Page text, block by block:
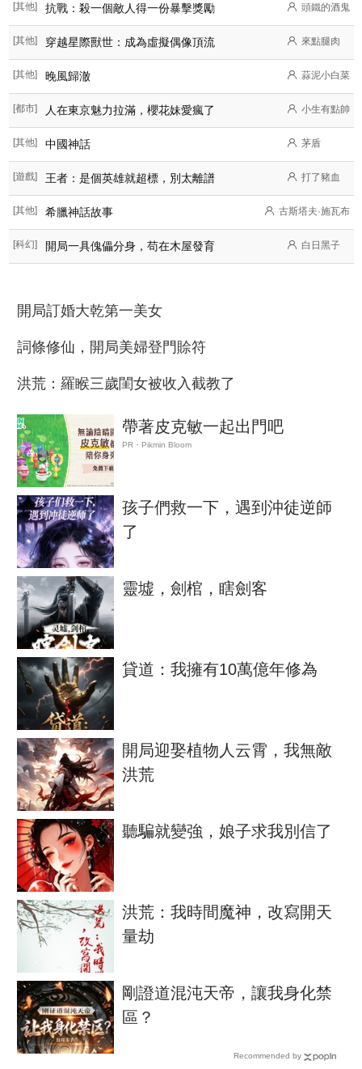
[其他] 抗戰：殺一個敵人得一份暴擊獎勵 頭鐵的酒鬼
[其他] 穿越星際獸世：成為虛擬偶像頂流 來點腿肉
[其他] 晚風歸澈 蒜泥小白菜
[都市] 人在東京魅力拉滿，櫻花妹愛瘋了 小生有點帥
[其他] 中國神話 茅盾
[遊戲] 王者：是個英雄就超標，別太離譜 打了豬血
[其他] 希臘神話故事 古斯塔夫·施瓦布
[科幻] 開局一具傀儡分身，苟在木屋發育 白日黑子
開局訂婚大乾第一美女
詞條修仙，開局美婦登門賒符
洪荒：羅睺三歲閨女被收入截教了
帶著皮克敏一起出門吧
PR・Pikmin Bloom
孩子們救一下，遇到沖徒逆師
了
靈墟，劍棺，瞎劍客
貸道：我擁有10萬億年修為
開局迎娶植物人云霄，我無敵
洪荒
聽騙就變強，娘子求我別信了
洪荒：我時間魔神，改寫開天
量劫
剛證道混沌天帝，讓我身化禁
區？
Recommended by